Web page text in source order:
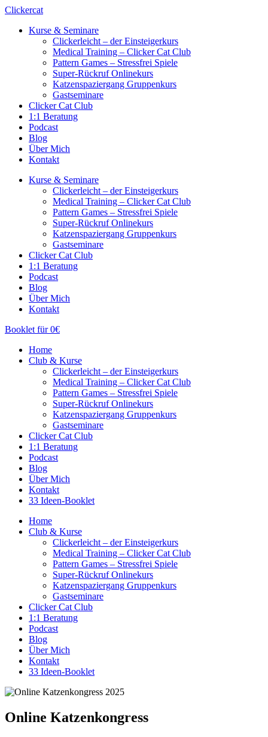
Zum
springen
Clickercat
Kurse & Seminare
Clickerleicht – der Einsteigerkurs
Medical Training – Clicker Cat Club
Pattern Games – Stressfrei Spiele
Super-Rückruf Onlinekurs
Katzenspaziergang Gruppenkurs
Gastseminare
Clicker Cat Club
1:1 Beratung
Podcast
Blog
Über Mich
Kontakt
Kurse & Seminare
Clickerleicht – der Einsteigerkurs
Medical Training – Clicker Cat Club
Pattern Games – Stressfrei Spiele
Super-Rückruf Onlinekurs
Katzenspaziergang Gruppenkurs
Gastseminare
Clicker Cat Club
1:1 Beratung
Podcast
Blog
Über Mich
Kontakt
Booklet für 0€
Home
Club & Kurse
Clickerleicht – der Einsteigerkurs
Medical Training – Clicker Cat Club
Pattern Games – Stressfrei Spiele
Super-Rückruf Onlinekurs
Katzenspaziergang Gruppenkurs
Gastseminare
Clicker Cat Club
1:1 Beratung
Podcast
Blog
Über Mich
Kontakt
33 Ideen-Booklet
Home
Club & Kurse
Clickerleicht – der Einsteigerkurs
Medical Training – Clicker Cat Club
Pattern Games – Stressfrei Spiele
Super-Rückruf Onlinekurs
Katzenspaziergang Gruppenkurs
Gastseminare
Clicker Cat Club
1:1 Beratung
Podcast
Blog
Über Mich
Kontakt
33 Ideen-Booklet
Online Katzenkongress